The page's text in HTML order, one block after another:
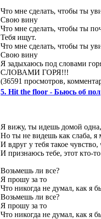
Что мне сделать, чтобы ты
Свою вину
Что мне сделать, чтобы ты
Тебя ищут.
Что мне сделать, чтобы ты
Свою вину
Я задыхаюсь под словами
СЛОВАМИ ГОРЯ!!!
(36591 просмотров,
5. Hit the floor - Бьюсь об пол
Я вижу, ты идешь домой
Но ты не видешь как слаба, я
И вдруг у тебя такое чувство,
И признаюсь тебе, этот кто-
Возьмешь ли все?
Я прошу за то
Что никогда не думал, как я
Возьмешь ли все?
Я прошу за то
Что никогда не думал, как я